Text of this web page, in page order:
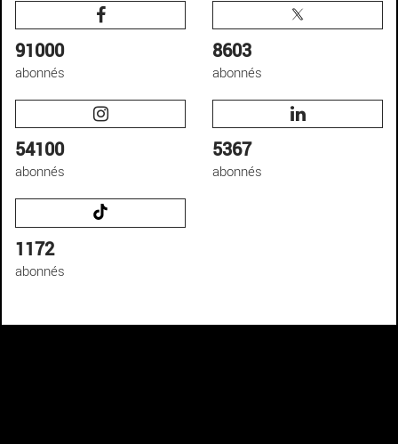
91000
abonnés
8603
abonnés
54100
abonnés
5367
abonnés
1172
abonnés